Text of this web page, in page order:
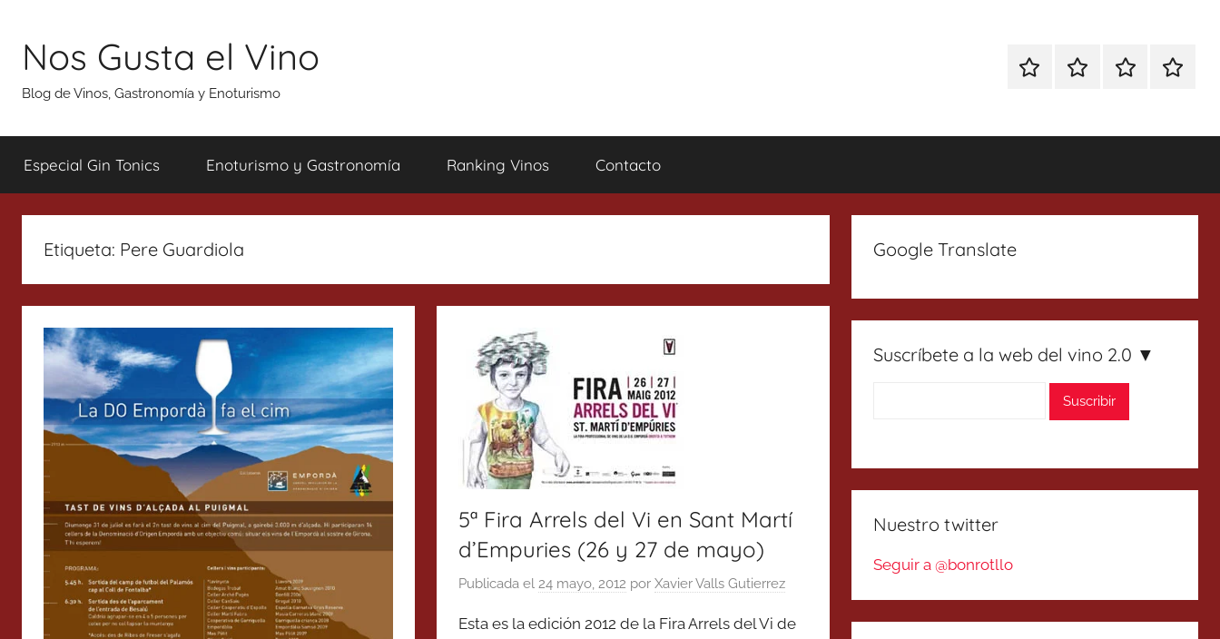
contenido
Nos Gusta el Vino
Blog de Vinos, Gastronomía y Enoturismo
EspecialEnoturismoRanking
Especial Gin Tonics Enoturismo y Gastronomía Ranking Vinos Contacto
Etiqueta: Pere Guardiola
5ª Fira Arrels del Vi en Sant Martí
d’Empuries (26 y 27 de mayo)
Publicada el 24 mayo, 2012 porXavier Valls Gutierrez
Esta es la edición 2012 de la Fira Arrels del Vi de
Google Translate
Suscríbete a la web del vino 2.0 ▼
Nuestro twitter
Seguir a @bonrotllo